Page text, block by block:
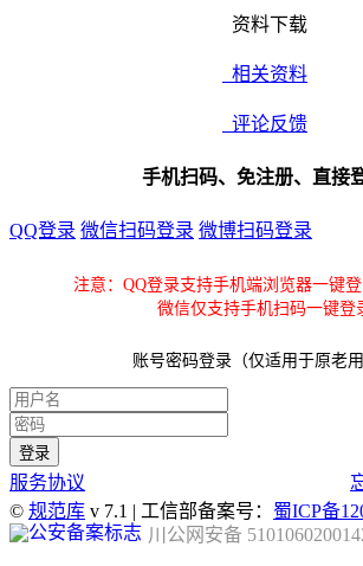
资料下载
相关资料
评论反馈
手机扫码、免注册、直接
QQ登录 微信扫码登录 微博扫码登录
注意：QQ登录支持手机端浏览器一键
微信仅支持手机扫码一键登
账号密码登录（仅适用于原老用
服务协议
© 规范库 v 7.1 | 工信部备案号： 蜀ICP备
川公网安备